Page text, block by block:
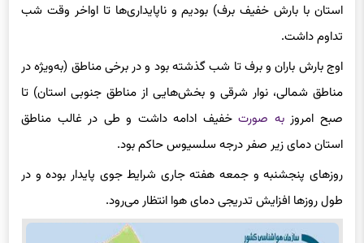
استان با بارش خفیف برف) بودیم و ناپایداری‌ها تا اواخر وقت شب
تداوم داشت.
اوج بارش باران و برف تا شب گذشته بود و در برخی مناطق (به‌ویژه در
مناطق شمالی، نوار شرقی و بخش‌هایی از مناطق جنوبی استان) تا
صبح امروزبه صورتخفیف ادامه داشت و طی در غالب مناطق
استان دمای زیر صفر درجه سلسیوس حاکم بود.
روزهای پنجشنبه و جمعه هفته جاری شرایط جوی پایدار بوده و در
طول روزها افزایش تدریجی دمای هوا انتظار می‌رود.